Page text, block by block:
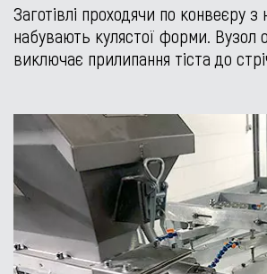
Заготівлі проходячи по конвеєру
набувають кулястої форми. Вузол
виключає прилипання тіста до